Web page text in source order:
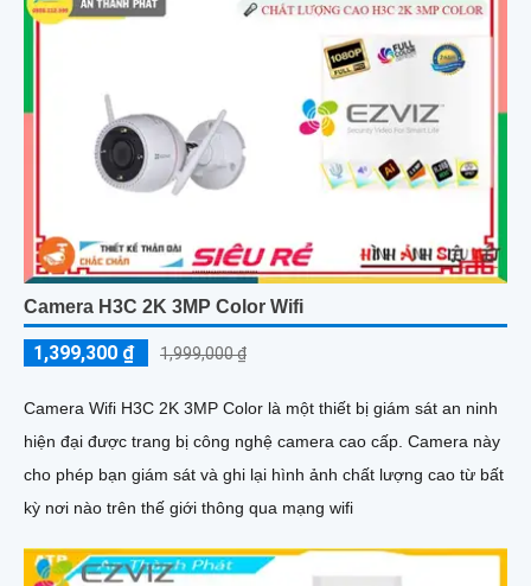
Camera H3C 2K 3MP Color Wifi
1,399,300 ₫ 1,999,000 ₫
Camera Wifi H3C 2K 3MP Color là một thiết bị giám sát an ninh
hiện đại được trang bị công nghệ camera cao cấp. Camera này
cho phép bạn giám sát và ghi lại hình ảnh chất lượng cao từ bất
kỳ nơi nào trên thế giới thông qua mạng wifi